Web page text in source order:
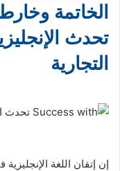
الخاتمة
تحدث
التجارية
إن إتقان اللغة